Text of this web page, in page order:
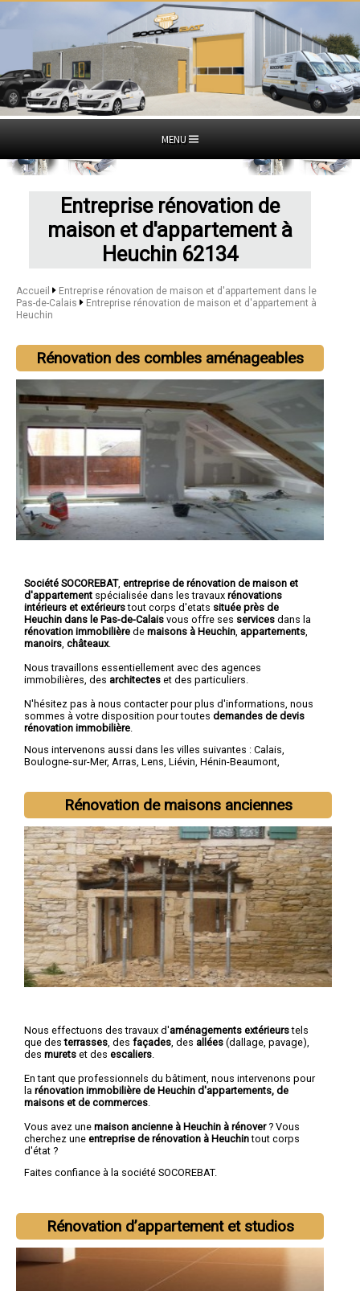
MENU
Entreprise rénovation de
maison et d'appartement à
Heuchin 62134
Accueil
Entreprise rénovation de maison et d'appartement dans le
Pas-de-Calais
Entreprise rénovation de maison et d'appartement à
Heuchin
Rénovation des combles aménageables
Société SOCOREBAT, entreprise de rénovation de maison et
d'appartement spécialisée dans les travaux rénovations
intérieurs et extérieurstout corps d'etats située près de
Heuchin dans le Pas-de-Calais vous offre ses services dans la
rénovation immobilière de maisons à Heuchin appartements
manoirs châteaux.
Nous travaillons essentiellement avec des agences
immobilières, des architectes et des particuliers.
N'hésitez pas à nous contacter pour plus d'informations, nous
sommes à votre disposition pour toutes demandes de devis
rénovation immobilière
Nous intervenons aussi dans les villes suivantes : Calais,
Boulogne-sur-Mer, Arras, Lens, Liévin, Hénin-Beaumont,
Rénovation de maisons anciennes
Nous effectuons des travaux d'aménagements extérieurstels
que desterrasses , des façades , des allées (dallage, pavage),
des murets et des escaliers
En tant que professionnels du bâtiment, nous intervenons pour
la rénovation immobilière de Heuchin d'appartements, de
maisons et de commerces
Vous avez une maison ancienne à Heuchin à rénover? Vous
cherchez une entreprise de rénovation à Heuchintout corps
d'état ?
Faites confiance à la société SOCOREBAT.
Rénovation d’appartement et studios